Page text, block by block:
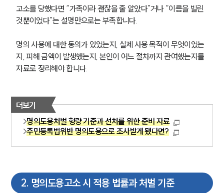
고소를 당했다면 “가족이라 괜찮을 줄 알았다”거나 “이름을 빌린
것뿐이었다”는 설명만으로는 부족합니다.
명의 사용에 대한 동의가 있었는지, 실제 사용 목적이 무엇이었는
지, 피해 금액이 발생했는지, 본인이 어느 절차까지 관여했는지를
자료로 정리해야 합니다.
더보기
명의도용처벌 형량 기준과 선처를 위한 준비 자료
주민등록법위반 명의도용으로 조사받게 됐다면?
2. 명의도용고소 시 적용 법률과 처벌 기준